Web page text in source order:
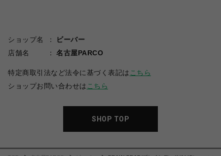
ショップ名
ビーバー
店舗名
名古屋PARCO
特定商取引法など法令に基づく表記は こちら
ショップお問い合わせは こちら
SHOP TOP